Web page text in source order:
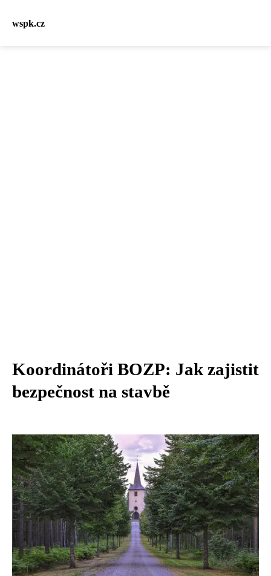
wspk.cz
Koordinátoři BOZP: Jak zajistit
bezpečnost na stavbě